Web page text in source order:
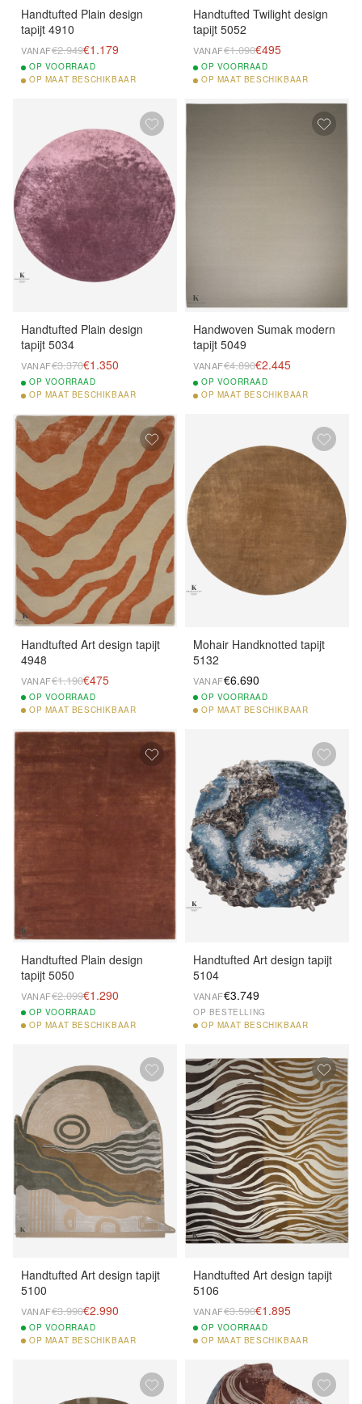
Handtufted Plain design
tapijt 4910
VANAF€2.949€1.179
OP VOORRAAD
OP MAAT BESCHIKBAAR
Handtufted Twilight design
tapijt 5052
VANAF€1.090€495
OP VOORRAAD
OP MAAT BESCHIKBAAR
Handtufted Plain design
tapijt 5034
VANAF€3.370€1.350
OP VOORRAAD
OP MAAT BESCHIKBAAR
Handwoven Sumak modern
tapijt 5049
VANAF€4.890€2.445
OP VOORRAAD
OP MAAT BESCHIKBAAR
Handtufted Art design tapijt
4948
VANAF€1.190€475
OP VOORRAAD
OP MAAT BESCHIKBAAR
Mohair Handknotted tapijt
5132
VANAF€6.690
OP VOORRAAD
OP MAAT BESCHIKBAAR
Handtufted Plain design
tapijt 5050
VANAF€2.099€1.290
OP VOORRAAD
OP MAAT BESCHIKBAAR
Handtufted Art design tapijt
5104
VANAF€3.749
OP BESTELLING
OP MAAT BESCHIKBAAR
Handtufted Art design tapijt
5100
VANAF€3.990€2.990
OP VOORRAAD
OP MAAT BESCHIKBAAR
Handtufted Art design tapijt
5106
VANAF€3.590€1.895
OP VOORRAAD
OP MAAT BESCHIKBAAR